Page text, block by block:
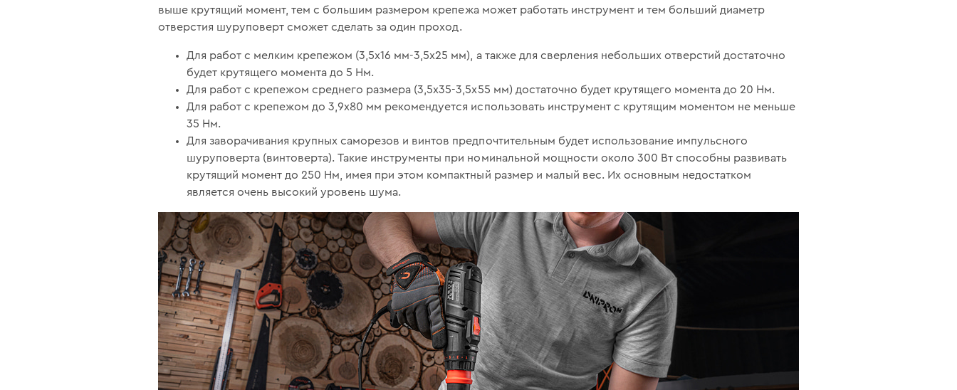
выше крутящий момент, тем с большим размером крепежа может работать инструмент и тем больший диаметр
отверстия шуруповерт сможет сделать за один проход.
Для работ с мелким крепежом (3,5х16 мм-3,5х25 мм), а также для сверления небольших отверстий достаточно
будет крутящего момента до 5 Нм.
Для работ с крепежом среднего размера (3,5х35-3,5х55 мм) достаточно будет крутящего момента до 20 Нм.
Для работ с крепежом до 3,9х80 мм рекомендуется использовать инструмент с крутящим моментом не меньше
35 Нм.
Для заворачивания крупных саморезов и винтов предпочтительным будет использование импульсного
шуруповерта (винтоверта). Такие инструменты при номинальной мощности около 300 Вт способны развивать
крутящий момент до 250 Нм, имея при этом компактный размер и малый вес. Их основным недостатком
является очень высокий уровень шума.